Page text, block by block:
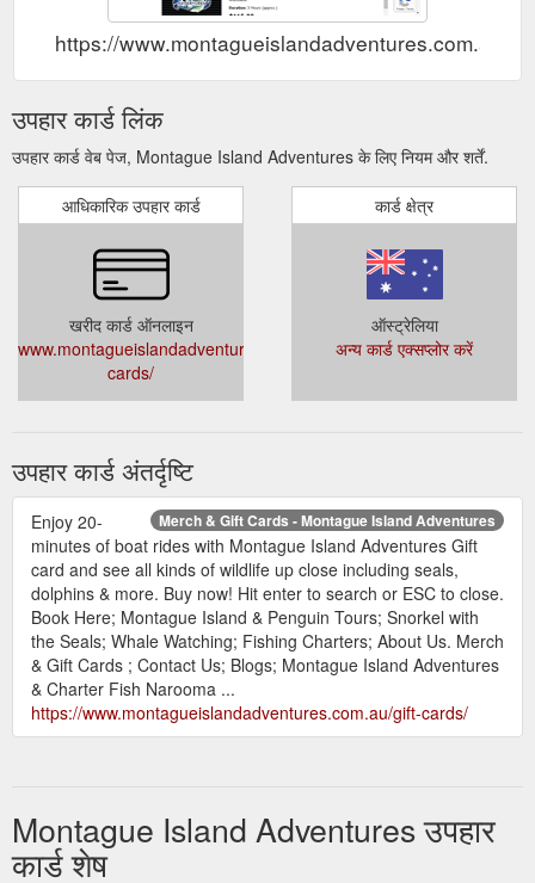
https://www.montagueislandadventures.com.au/
उपहार कार्ड लिंक
उपहार कार्ड वेब पेज, Montague Island Adventures के लिए नियम और शर्तें.
आधिकारिक उपहार कार्ड
खरीद कार्ड ऑनलाइन
www.montagueislandadventures.com.au/gift-
cards/
कार्ड क्षेत्र
ऑस्ट्रेलिया
अन्य कार्ड एक्सप्लोर करें
उपहार कार्ड अंतर्दृष्टि
Merch & Gift Cards - Montague Island Adventures
Enjoy 20-
minutes of boat rides with Montague Island Adventures Gift
card and see all kinds of wildlife up close including seals,
dolphins & more. Buy now! Hit enter to search or ESC to close.
Book Here; Montague Island & Penguin Tours; Snorkel with
the Seals; Whale Watching; Fishing Charters; About Us. Merch
& Gift Cards ; Contact Us; Blogs; Montague Island Adventures
& Charter Fish Narooma ...
https://www.montagueislandadventures.com.au/gift-cards/
Montague Island Adventures उपहार
कार्ड शेष